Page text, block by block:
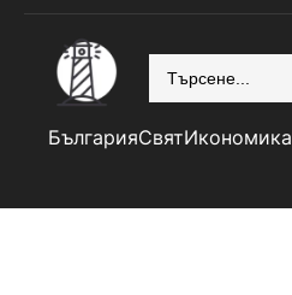
БългарияСвятИкономика